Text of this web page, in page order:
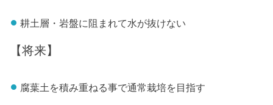
耕土層・岩盤に阻まれて水が抜けない
【将来】
腐葉土を積み重ねる事で通常栽培を目指す